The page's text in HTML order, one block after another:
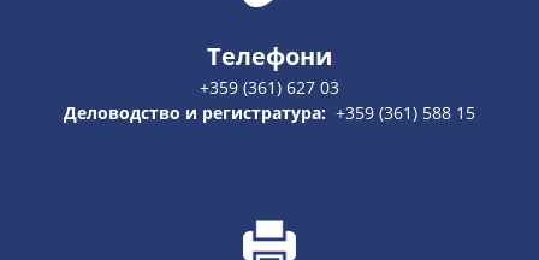
Телефони
+359 (361) 627 03
Деловодство и регистратура: +359 (361) 588 15